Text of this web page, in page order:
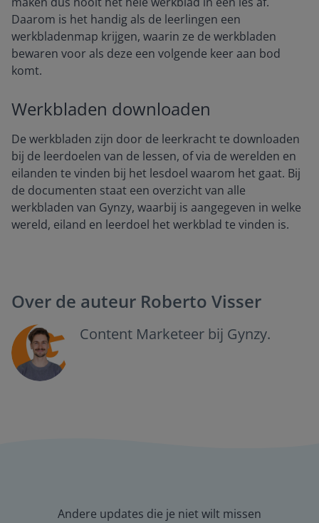
Daarom is het handig als de leerlingen een
werkbladenmap krijgen, waarin ze de werkbladen
bewaren voor als deze een volgende keer aan bod
komt.
Werkbladen downloaden
De werkbladen zijn door de leerkracht te downloaden
bij de leerdoelen van de lessen, of via de werelden en
eilanden te vinden bij het lesdoel waarom het gaat. Bij
de documenten staat een overzicht van alle
werkbladen van Gynzy, waarbij is aangegeven in welke
wereld, eiland en leerdoel het werkblad te vinden is.
Over de auteur Roberto Visser
Content Marketeer bij Gynzy.
Andere updates die je niet wilt missen